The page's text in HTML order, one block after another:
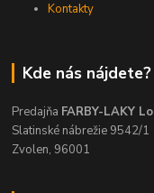
Kontakty
Kde nás nájdete?
Predajňa FARBY-LAKY
Slatinské nábrežie 9542/1
Zvolen, 96001